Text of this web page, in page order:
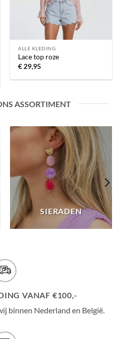
ALLE KLEDING
Lace top roze
€ 29,95
ASSORTIMENT
SIERADEN
VANAF €100,-
binnen Nederland en België.